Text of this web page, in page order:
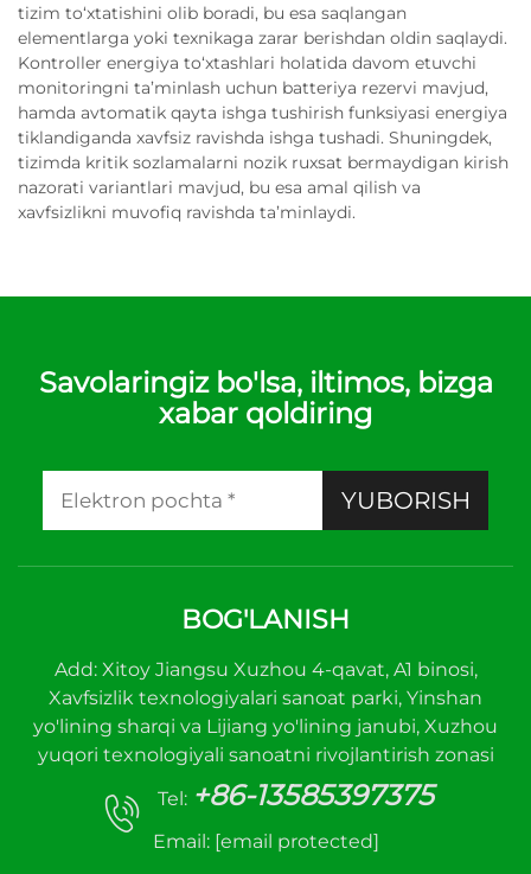
tizim to‘xtatishini olib boradi, bu esa saqlangan
elementlarga yoki texnikaga zarar berishdan oldin saqlaydi.
Kontroller energiya to‘xtashlari holatida davom etuvchi
monitoringni ta’minlash uchun batteriya rezervi mavjud,
hamda avtomatik qayta ishga tushirish funksiyasi energiya
tiklandiganda xavfsiz ravishda ishga tushadi. Shuningdek,
tizimda kritik sozlamalarni nozik ruxsat bermaydigan kirish
nazorati variantlari mavjud, bu esa amal qilish va
xavfsizlikni muvofiq ravishda ta’minlaydi.
Savolaringiz bo'lsa, iltimos, bizga
xabar qoldiring
YUBORISH
BOG'LANISH
Add: Xitoy Jiangsu Xuzhou 4-qavat, A1 binosi,
Xavfsizlik texnologiyalari sanoat parki, Yinshan
yo'lining sharqi va Lijiang yo'lining janubi, Xuzhou
yuqori texnologiyali sanoatni rivojlantirish zonasi
Tel: +86-13585397375
Email: [email protected]